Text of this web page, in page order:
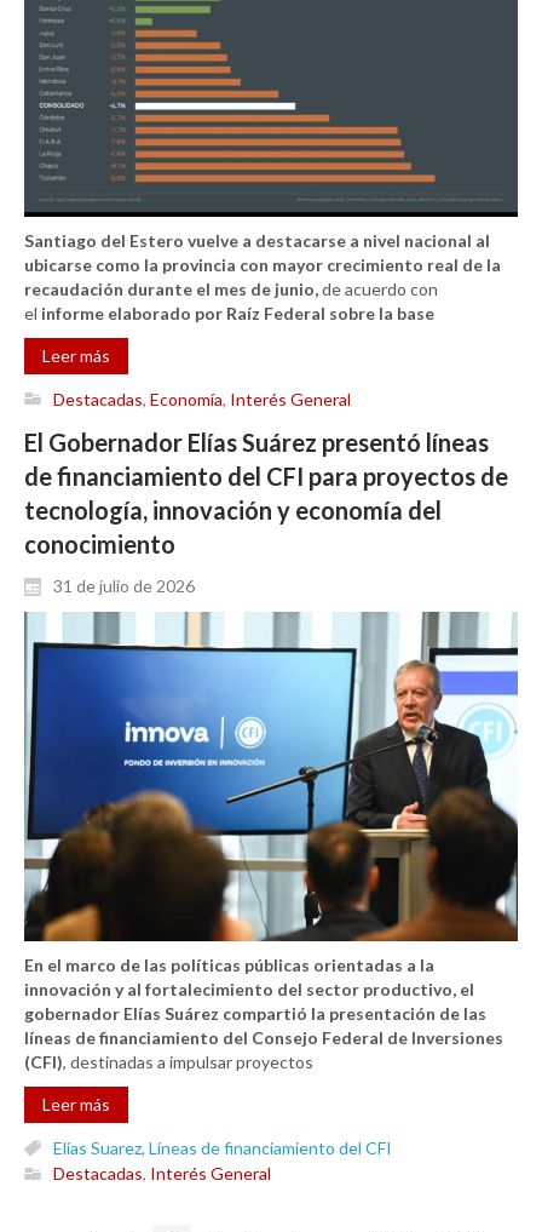
Santiago del Estero vuelve a destacarse a nivel nacional al
ubicarse como la provincia con mayor crecimiento real de la
recaudación durante el mes de junio,de acuerdo con
el informe elaborado por Raíz Federal sobre la base
Leer más
Destacadas, Economía, Interés General
El Gobernador Elías Suárez presentó líneas
de financiamiento del CFI para proyectos de
tecnología, innovación y economía del
conocimiento
31 de julio de 2026
En el marco de las políticas públicas orientadas a la
innovación y al fortalecimiento del sector productivo, el
gobernador Elías Suárez compartió la presentación de las
líneas de financiamiento del Consejo Federal de Inversiones
(CFI), destinadas a impulsar proyectos
Leer más
Elías Suarez, Líneas de financiamiento del CFI
Destacadas, Interés General